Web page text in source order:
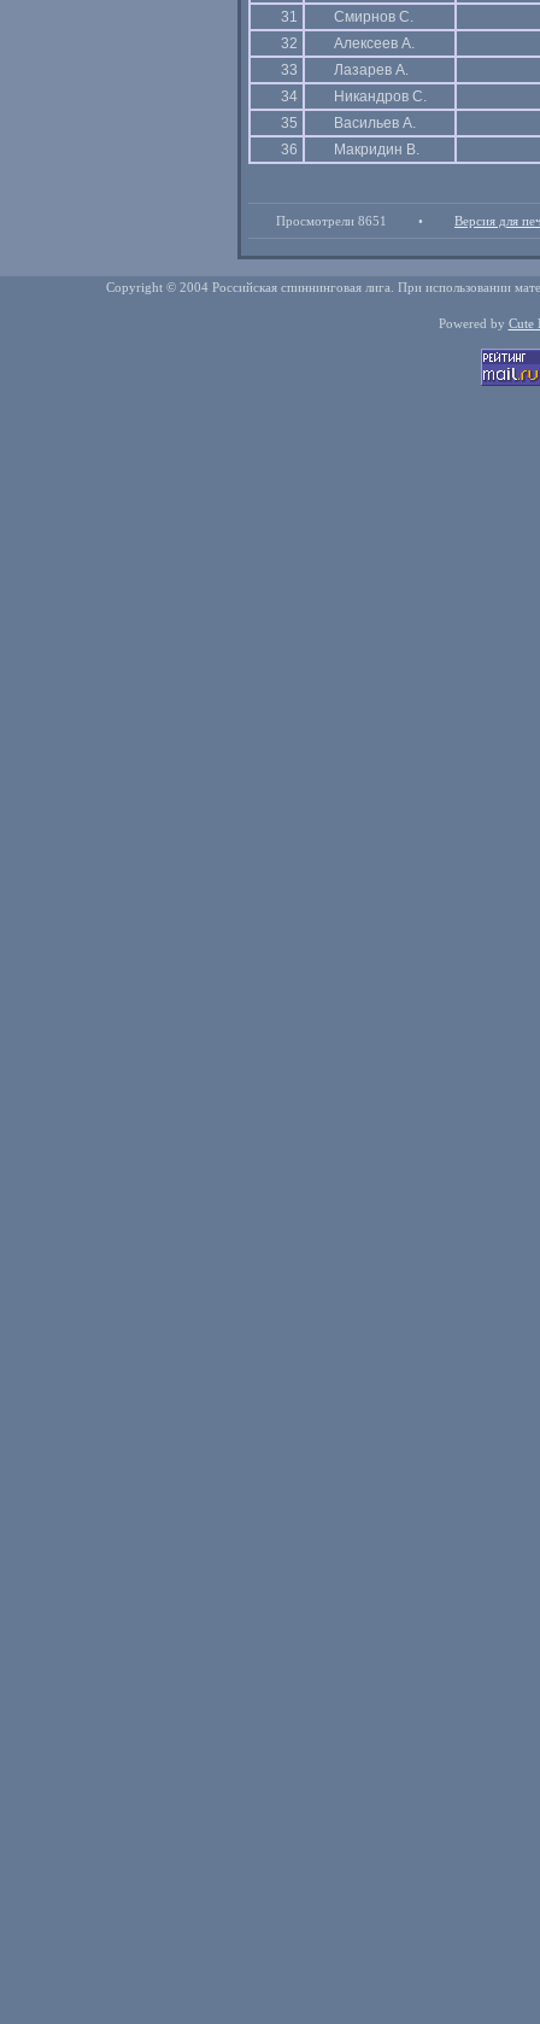
31
Смирнов С.
32
Алексеев А.
33
Лазарев А.
34
Никандров С.
35
Васильев А.
36
Макридин В.
Просмотрели 8651 • Версия для
Copyright © 2004 Российская спиннинговая лига. При использовании
Powered by Cute